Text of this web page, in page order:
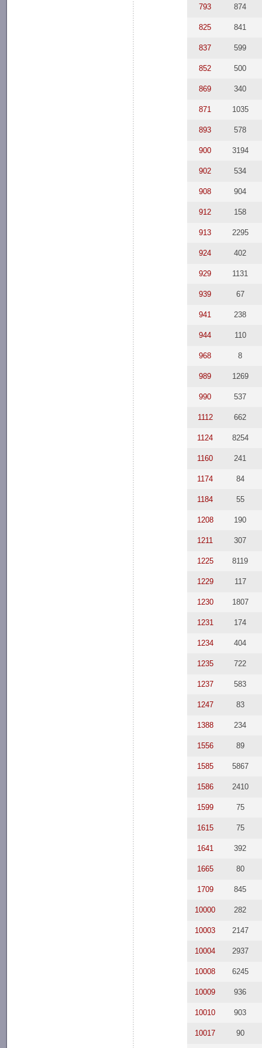
793 874
825 841
837 599
852 500
869 340
871 1035
893 578
900 3194
902 534
908 904
912 158
913 2295
924 402
929 1131
939 67
941 238
944 110
968 8
989 1269
990 537
1112 662
1124 8254
1160 241
1174 84
1184 55
1208 190
1211 307
1225 8119
1229 117
1230 1807
1231 174
1234 404
1235 722
1237 583
1247 83
1388 234
1556 89
1585 5867
1586 2410
1599 75
1615 75
1641 392
1665 80
1709 845
10000 282
10003 2147
10004 2937
10008 6245
10009 936
10010 903
10017 90